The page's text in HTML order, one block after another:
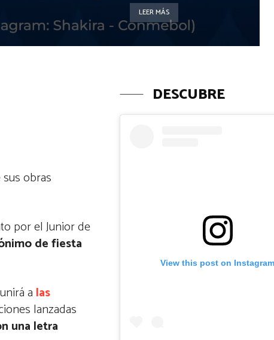
LEER MÁS
obras
por el Junior de
de fiesta
a las
lanzadas
una letra
DESCUBRE
View this post on